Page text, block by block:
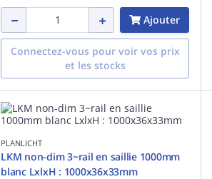
Ajouter
Connectez-vous pour voir vos prix
et les stocks
PLANLICHT
LKM non-dim 3~rail en saillie 1000mm
blanc LxlxH : 1000x36x33mm